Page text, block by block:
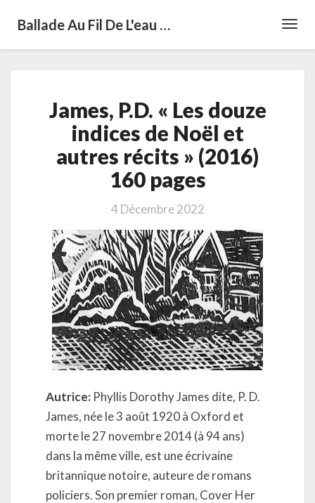
Ballade Au Fil De L'eau …
P.D.
« Les
douze
indices
de
Noël
autres
récits »
(2016)
160
pages
James, P.D. « Les douze
indices de Noël et
autres récits » (2016)
160 pages
4 Décembre 2022
Autrice: Phyllis Dorothy James dite, P. D.
James, née le 3 août 1920 à Oxford et
morte le 27 novembre 2014 (à 94 ans)
dans la même ville, est une écrivaine
britannique notoire, auteure de romans
policiers. Son premier roman, Cover Her